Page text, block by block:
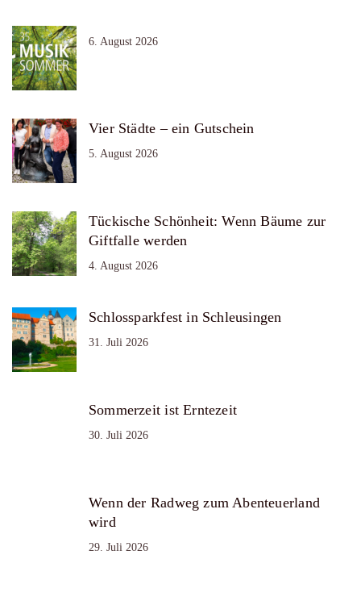
6. August 2026
Vier Städte – ein Gutschein
5. August 2026
Tückische Schönheit: Wenn Bäume zur
Giftfalle werden
4. August 2026
Schlossparkfest in Schleusingen
31. Juli 2026
Sommerzeit ist Erntezeit
30. Juli 2026
Wenn der Radweg zum Abenteuerland
wird
29. Juli 2026